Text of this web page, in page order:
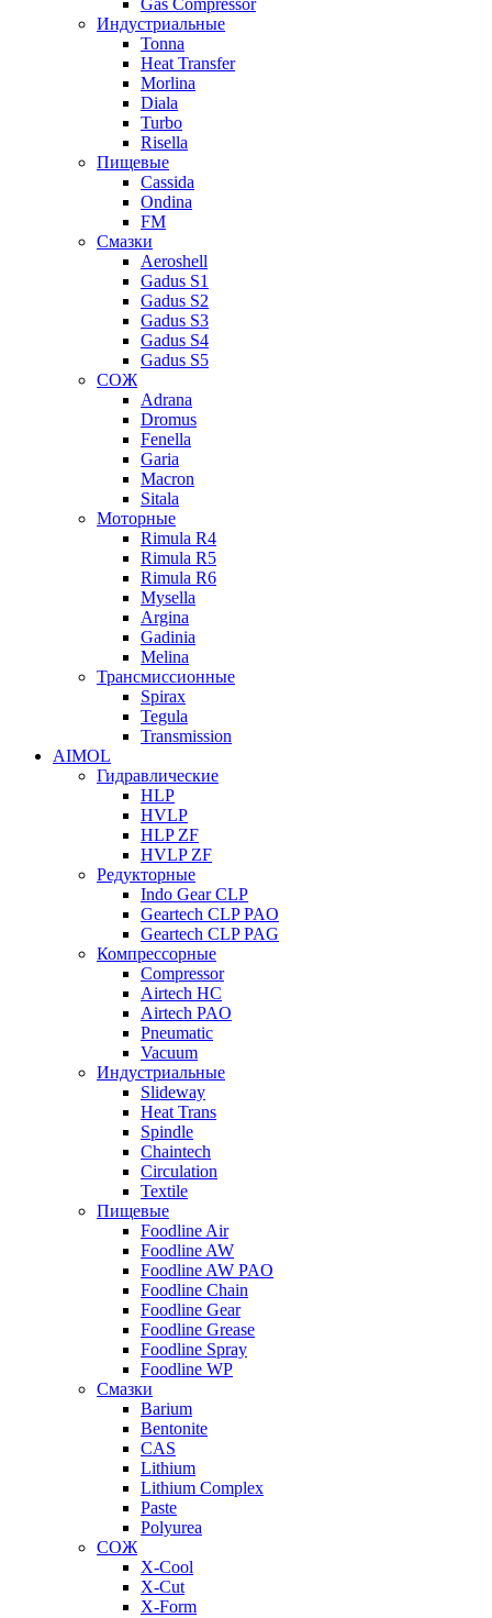
Gas Compressor
Индустриальные
Tonna
Heat Transfer
Morlina
Diala
Turbo
Risella
Пищевые
Cassida
Ondina
FM
Смазки
Aeroshell
Gadus S1
Gadus S2
Gadus S3
Gadus S4
Gadus S5
СОЖ
Adrana
Dromus
Fenella
Garia
Macron
Sitala
Моторные
Rimula R4
Rimula R5
Rimula R6
Mysella
Argina
Gadinia
Melina
Трансмиссионные
Spirax
Tegula
Transmission
AIMOL
Гидравлические
HLP
HVLP
HLP ZF
HVLP ZF
Редукторные
Indo Gear CLP
Geartech CLP PAO
Geartech CLP PAG
Компрессорные
Compressor
Airtech HC
Airtech PAO
Pneumatic
Vacuum
Индустриальные
Slideway
Heat Trans
Spindle
Chaintech
Circulation
Textile
Пищевые
Foodline Air
Foodline AW
Foodline AW PAO
Foodline Chain
Foodline Gear
Foodline Grease
Foodline Spray
Foodline WP
Смазки
Barium
Bentonite
CAS
Lithium
Lithium Complex
Paste
Polyurea
СОЖ
X-Cool
X-Cut
X-Form